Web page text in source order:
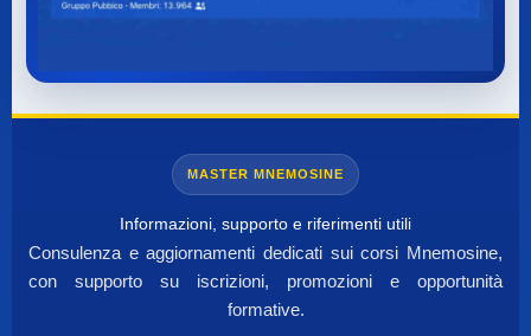
MASTER MNEMOSINE
Informazioni, supporto e riferimenti utili
Consulenza e aggiornamenti dedicati sui corsi Mnemosine,
con supporto su iscrizioni, promozioni e opportunità
formative.